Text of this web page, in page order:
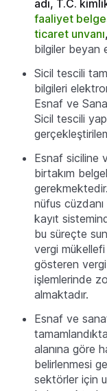
adı, T.C.
faaliyet
ticaret unvanı
bilgiler beyan
Sicil tescili
bilgileri
Esnaf ve
Sicil tescili
Esnaf siciline
birtakım
nüfus
kayıt
bu süreçte
vergi mükellefi
gösteren
işlemlerinde
almaktadır.
Esnaf ve
alanına göre
belirlenmesi
sektörler için